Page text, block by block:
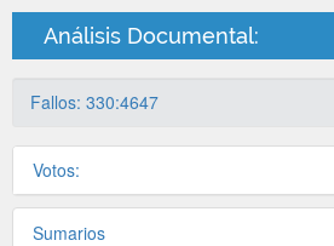
Análisis Documental:
Fallos: 330:4647
Votos:
Sumarios